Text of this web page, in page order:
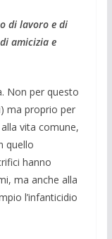
di lavoro e di
amicizia e
Non per questo
ma proprio per
vita comune,
quello
hanno
ma anche alla
l’infanticidio